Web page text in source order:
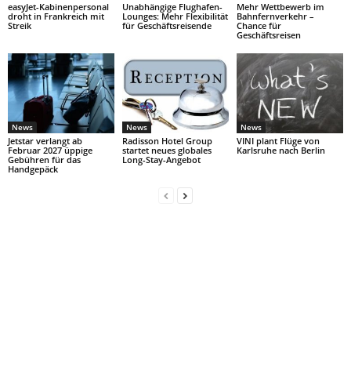
easyJet-Kabinenpersonal
droht in Frankreich mit
Streik
Unabhängige Flughafen-
Lounges: Mehr Flexibilität
für Geschäftsreisende
Mehr Wettbewerb im
Bahnfernverkehr –
Chance für
Geschäftsreisen
News
Jetstar verlangt ab
Februar 2027 üppige
Gebühren für das
Handgepäck
News
Radisson Hotel Group
startet neues globales
Long-Stay-Angebot
News
VINI plant Flüge von
Karlsruhe nach Berlin